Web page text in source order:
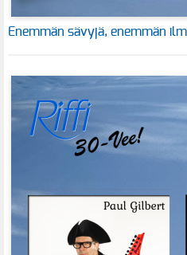
Enemmän sävyjä, enemmän